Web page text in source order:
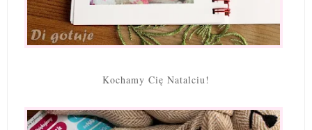
Kochamy Cię Natalciu!